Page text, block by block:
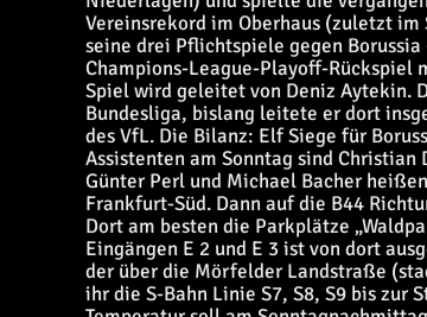
Vereinsrekord im Oberhaus (zuletzt
seine drei Pflichtspiele gegen
Champions-League-Playoff-Rückspiel
Spiel wird geleitet von Deniz Aytekin.
Bundesliga, bislang leitete er dort
des VfL. Die Bilanz: Elf Siege für
Assistenten am Sonntag sind
Günter Perl und Michael Bacher
Frankfurt-Süd. Dann auf die B44
Dort am besten die Parkplätze
Eingängen E 2 und E 3 ist von dort
der über die Mörfelder Landstraße
ihr die S-Bahn Linie S7, S8, S9 bis zur